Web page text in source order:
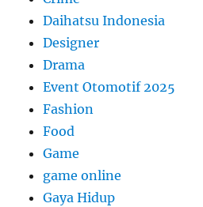
Daihatsu Indonesia
Designer
Drama
Event Otomotif 2025
Fashion
Food
Game
game online
Gaya Hidup